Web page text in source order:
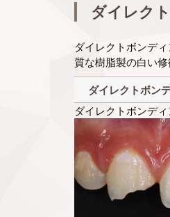
ダイレク
ダイレクトボンデ
質な樹脂製の白い
ダイレクトボン
ダイレクトボンデ